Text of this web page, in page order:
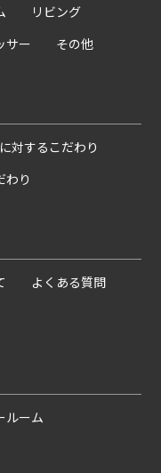
リビング
サー その他
対するこだわり
わり
よくある質問
ルーム